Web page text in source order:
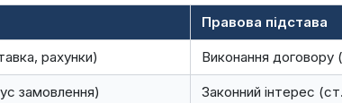
Правова підстава
рахунки) Виконання
замовлення) Законний інтерес